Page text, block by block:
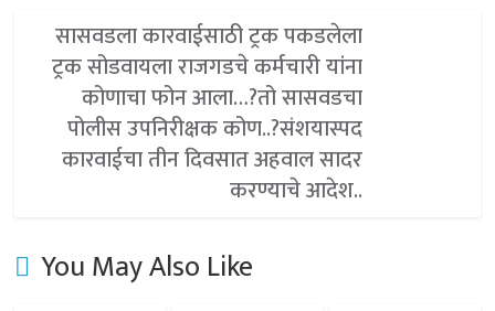
सासवडला कारवाईसाठी ट्रक पकडलेला
ट्रक सोडवायला राजगडचे कर्मचारी यांना
कोणाचा फोन आला…?तो सासवडचा
पोलीस उपनिरीक्षक कोण..?संशयास्पद
कारवाईचा तीन दिवसात अहवाल सादर
करण्याचे आदेश..
You May Also Like